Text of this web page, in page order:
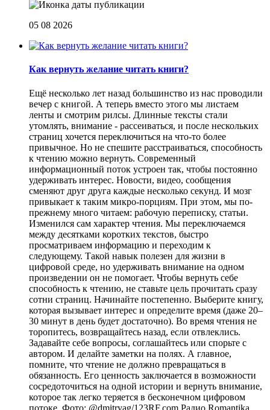
05 08 2026
Как вернуть желание читать книги?
Eщё несколько лет назад большинство из нас проводили
вечер с книгой. А теперь вместо этого мы листаем
ленты и смотрим рилсы. Длинные тексты стали
утомлять, внимание - рассеиваться, и после нескольких
страниц хочется переключиться на что-то более
привычное. Но не спешите расстраиваться, способность
к чтению можно вернуть. Современный
информационный поток устроен так, чтобы постоянно
удерживать интерес. Новости, видео, сообщения
сменяют друг друга каждые несколько секунд. И мозг
привыкает к таким микро-порциям. При этом, мы по-
прежнему много читаем: рабочую переписку, статьи.
Изменился сам характер чтения. Мы переключаемся
между десятками коротких текстов, быстро
просматриваем информацию и переходим к
следующему. Такой навык полезен для жизни в
цифровой среде, но удерживать внимание на одном
произведении он не помогает. Чтобы вернуть себе
способность к чтению, не ставьте цель прочитать сразу
сотни страниц. Начинайте постепенно. Выберите книгу,
которая вызывает интерес и определите время (даже 20–
30 минут в день будет достаточно). Во время чтения не
торопитесь, возвращайтесь назад, если отвлеклись.
Задавайте себе вопросы, соглашайтесь или спорьте с
автором. И делайте заметки на полях. А главное,
помните, что чтение не должно превращаться в
обязанность. Его ценность заключается в возможности
сосредоточиться на одной истории и вернуть внимание,
которое так легко теряется в бесконечном цифровом
потоке. Фото: @dmitryag/123RF.com Радио Romantika